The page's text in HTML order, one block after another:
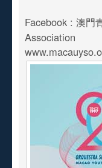
Facebook : 澳門
Association